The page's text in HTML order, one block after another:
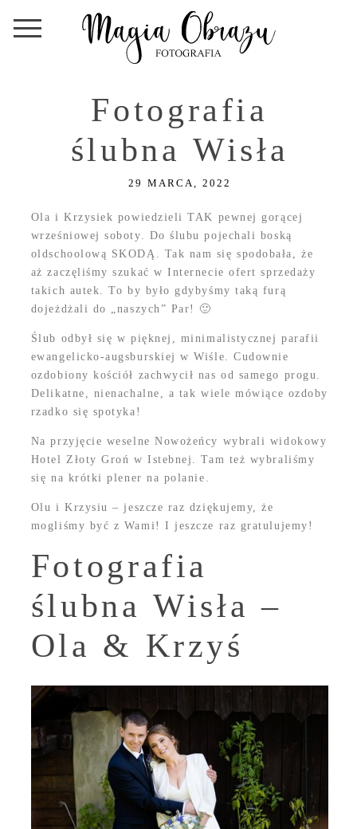
Fotografia
ślubna Wisła
29 MARCA, 2022
Ola i Krzysiek powiedzieli TAK pewnej gorącej
wrześniowej soboty. Do ślubu pojechali boską
oldschoolową SKODĄ. Tak nam się spodobała, że
aż zaczęliśmy szukać w Internecie ofert sprzedaży
takich autek. To by było gdybyśmy taką furą
dojeżdżali do „naszych” Par! 🙂
Ślub odbył się w pięknej, minimalistycznej parafii
ewangelicko-augsburskiej w Wiśle. Cudownie
ozdobiony kościół zachwycił nas od samego progu.
Delikatne, nienachalne, a tak wiele mówiące ozdoby
rzadko się spotyka!
Na przyjęcie weselne Nowożeńcy wybrali widokowy
Hotel Złoty Groń w Istebnej. Tam też wybraliśmy
się na krótki plener na polanie.
Olu i Krzysiu – jeszcze raz dziękujemy, że
mogliśmy być z Wami! I jeszcze raz gratulujemy!
Fotografia
ślubna Wisła –
Ola & Krzyś